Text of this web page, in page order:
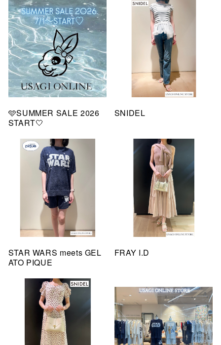
🩵SUMMER SALE 2026
START🤍
SNIDEL
STAR WARS meets GEL
ATO PIQUE
FRAY I.D